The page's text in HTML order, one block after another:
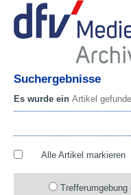
Suchergebnisse
Es wurde ein Artikel
Alle Artikel markieren
Trefferumgebung